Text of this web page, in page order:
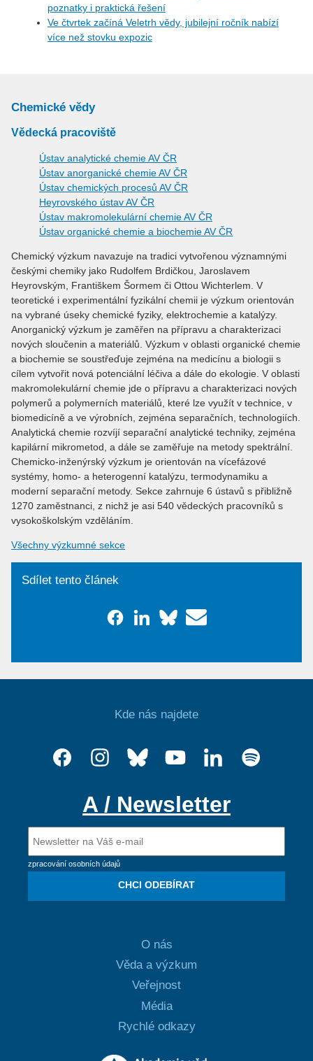
poznatky i praktická řešení
Ve čtvrtek začíná Veletrh vědy, jubilejní ročník nabízí
více než stovku expozic
Chemické vědy
Vědecká pracoviště
Ústav analytické chemie AV ČR
Ústav anorganické chemie AV ČR
Ústav chemických procesů AV ČR
Heyrovského ústav AV ČR
Ústav makromolekulární chemie AV ČR
Ústav organické chemie a biochemie AV ČR
Chemický výzkum navazuje na tradici vytvořenou významnými
českými chemiky jako Rudolfem Brdičkou, Jaroslavem
Heyrovským, Františkem Šormem či Ottou Wichterlem. V
teoretické i experimentální fyzikální chemii je výzkum orientován
na vybrané úseky chemické fyziky, elektrochemie a katalýzy.
Anorganický výzkum je zaměřen na přípravu a charakterizaci
nových sloučenin a materiálů. Výzkum v oblasti organické chemie
a biochemie se soustřeďuje zejména na medicínu a biologii s
cílem vytvořit nová potenciální léčiva a dále do ekologie. V oblasti
makromolekulární chemie jde o přípravu a charakterizaci nových
polymerů a polymerních materiálů, které lze využít v technice, v
biomedicíně a ve výrobních, zejména separačních, technologiích.
Analytická chemie rozvíjí separační analytické techniky, zejména
kapilární mikrometod, a dále se zaměřuje na metody spektrální.
Chemicko-inženýrský výzkum je orientován na vícefázové
systémy, homo- a heterogenní katalýzu, termodynamiku a
moderní separační metody. Sekce zahrnuje 6 ústavů s přibližně
1270 zaměstnanci, z nichž je asi 540 vědeckých pracovníků s
vysokoškolským vzděláním.
Všechny výzkumné sekce
Sdílet tento článek
Kde nás najdete
A / Newsletter
zpracování osobních údajů
CHCI ODEBÍRAT
O nás
Věda a výzkum
Veřejnost
Média
Rychlé odkazy